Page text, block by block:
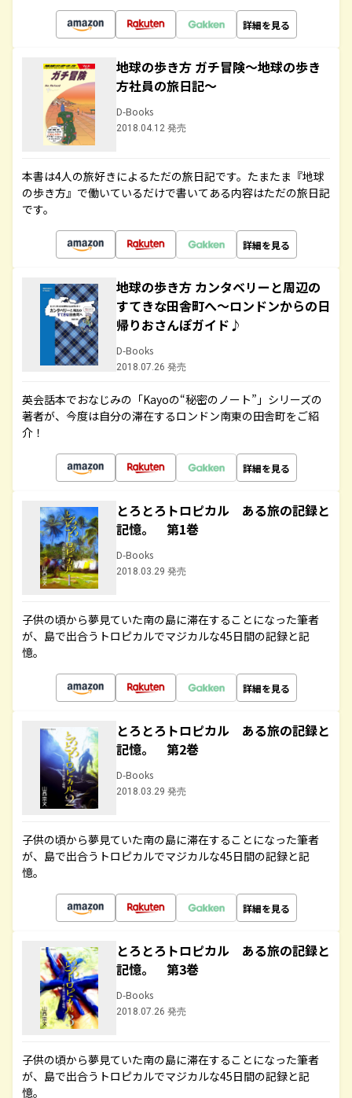
詳細を見る
地球の歩き方 ガチ冒険～地球の歩き
方社員の旅日記～
D-Books
2018.04.12 発売
本書は4人の旅好きによるただの旅日記です。たまたま『地球
の歩き方』で働いているだけで書いてある内容はただの旅日記
です。
詳細を見る
地球の歩き方 カンタベリーと周辺の
すてきな田舎町へ～ロンドンからの日
帰りおさんぽガイド♪
D-Books
2018.07.26 発売
英会話本でおなじみの「Kayoの“秘密のノート”」シリーズの
著者が、今度は自分の滞在するロンドン南東の田舎町をご紹
介！
詳細を見る
とろとろトロピカル ある旅の記録と
記憶。 第1巻
D-Books
2018.03.29 発売
子供の頃から夢見ていた南の島に滞在することになった筆者
が、島で出合うトロピカルでマジカルな45日間の記録と記
憶。
詳細を見る
とろとろトロピカル ある旅の記録と
記憶。 第2巻
D-Books
2018.03.29 発売
子供の頃から夢見ていた南の島に滞在することになった筆者
が、島で出合うトロピカルでマジカルな45日間の記録と記
憶。
詳細を見る
とろとろトロピカル ある旅の記録と
記憶。 第3巻
D-Books
2018.07.26 発売
子供の頃から夢見ていた南の島に滞在することになった筆者
が、島で出合うトロピカルでマジカルな45日間の記録と記
憶。